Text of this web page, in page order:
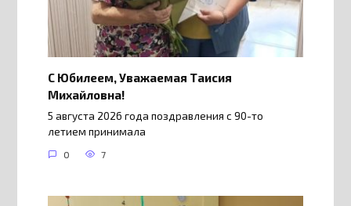
С Юбилеем, Уважаемая Таисия
Михайловна!
5 августа 2026 года поздравления с 90-то
летием принимала
0 7